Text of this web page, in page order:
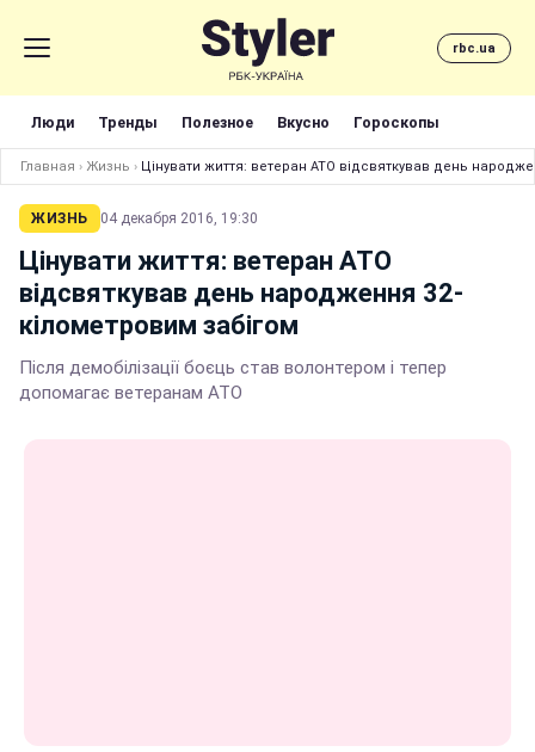
rbc.ua
Люди Тренды Полезное Вкусно Гороскопы
Главная › Жизнь › Цінувати життя: ветеран АТО відсвяткував день
ЖИЗНЬ 04 декабря 2016, 19:30
Цінувати життя: ветеран АТО
відсвяткував день народження 32-
кілометровим забігом
Після демобілізації боєць став волонтером і тепер
допомагає ветеранам АТО